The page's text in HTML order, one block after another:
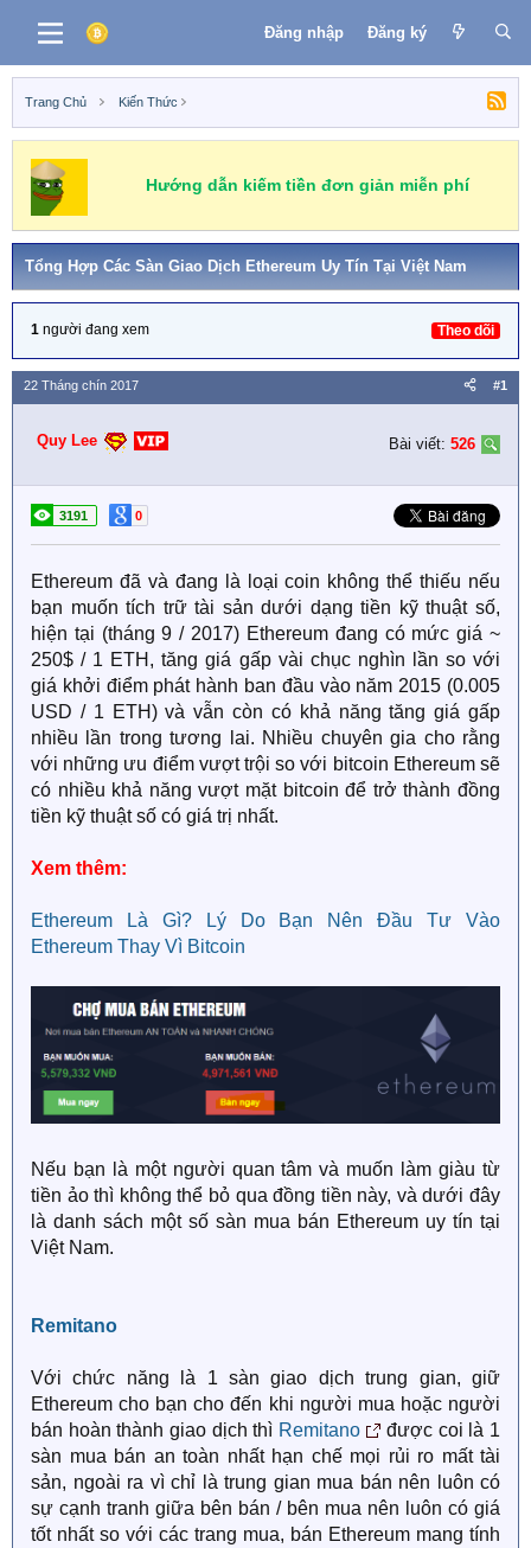
Đăng nhập Đăng ký
Trang Chủ Kiến Thức
Hướng dẫn kiếm tiền đơn giản miễn phí
Tổng Hợp Các Sàn Giao Dịch Ethereum Uy Tín Tại Việt Nam
1 người đang xem Theo dõi
22 Tháng chín 2017 #1
Quy Lee Bài viết: 526
3191 0
Ethereum đã và đang là loại coin không thể thiếu nếu
bạn muốn tích trữ tài sản dưới dạng tiền kỹ thuật số,
hiện tại (tháng 9 / 2017) Ethereum đang có mức giá ~
250$ / 1 ETH, tăng giá gấp vài chục nghìn lần so với
giá khởi điểm phát hành ban đầu vào năm 2015 (0.005
USD / 1 ETH) và vẫn còn có khả năng tăng giá gấp
nhiều lần trong tương lai. Nhiều chuyên gia cho rằng
với những ưu điểm vượt trội so với bitcoin Ethereum sẽ
có nhiều khả năng vượt mặt bitcoin để trở thành đồng
tiền kỹ thuật số có giá trị nhất.
Xem thêm:
Ethereum Là Gì? Lý Do Bạn Nên Đầu Tư Vào
Ethereum Thay Vì Bitcoin
Nếu bạn là một người quan tâm và muốn làm giàu từ
tiền ảo thì không thể bỏ qua đồng tiền này, và dưới đây
là danh sách một số sàn mua bán Ethereum uy tín tại
Việt Nam.
Remitano
Với chức năng là 1 sàn giao dịch trung gian, giữ
Ethereum cho bạn cho đến khi người mua hoặc người
bán hoàn thành giao dịch thì Remitano
được coi là 1
sàn mua bán an toàn nhất hạn chế mọi rủi ro mất tài
sản, ngoài ra vì chỉ là trung gian mua bán nên luôn có
sự cạnh tranh giữa bên bán / bên mua nên luôn có giá
tốt nhất so với các trang mua, bán Ethereum mang tính